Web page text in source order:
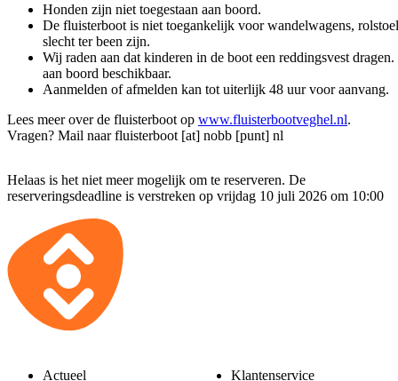
Honden zijn niet toegestaan aan boord.
De fluisterboot is niet toegankelijk voor wandelwagens,
slecht ter been zijn.
Wij raden aan dat kinderen in de boot een reddingsvest
aan boord beschikbaar.
Aanmelden of afmelden kan tot uiterlijk 48 uur voor aanvang.
Lees meer over de fluisterboot op www.fluisterbootveghel.nl.
Vragen? Mail naarfluisterboot [at] nobb [punt] nl
Helaas is het niet meer mogelijk om te reserveren. De
reserveringsdeadline is verstreken op vrijdag 10 juli 2026 om 10:00
Actueel Klantenservice